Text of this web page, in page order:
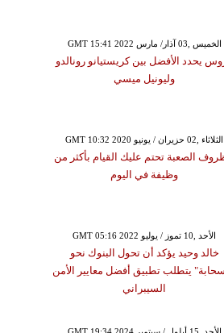
GMT 15:41 2022 الخميس ,03 آذار/ مارس
يحدد الأفضل بين كريستيانو رونالدو
وليونيل ميسي
GMT 10:32 2020 الثلاثاء ,02 حزيران / يونيو
الصعبة تحتم عليك القيام بأكثر من
وظيفة في اليوم
GMT 05:16 2022 الأحد ,10 تموز / يوليو
خالد وحيد يؤكد أن تحول البنوك نحو
يتطلب تطبيق أفضل معايير الأمن
السيبراني